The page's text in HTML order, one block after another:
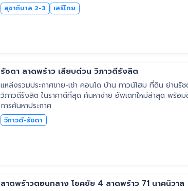
สุขาภิบาล 2-3 เสรีไทย
รัชดา ลาดพร้าว เลียบด่วน วิภาวดีรังสิต
แหล่งรวมประกาศขาย-เช่า คอนโด บ้าน ทาวน์โฮม ที่ดิน ย่านรั
วิภาวดีรังสิต ในราคาดีที่สุด ค้นหาง่าย อัพเดทใหม่ล่าสุด พร้อ
การค้นหาประกาศ
วิภาวดี-รัชดา
ลาดพร้าวตอนกลาง โชคชัย 4 ลาดพร้าว 71 นาคนิวาส